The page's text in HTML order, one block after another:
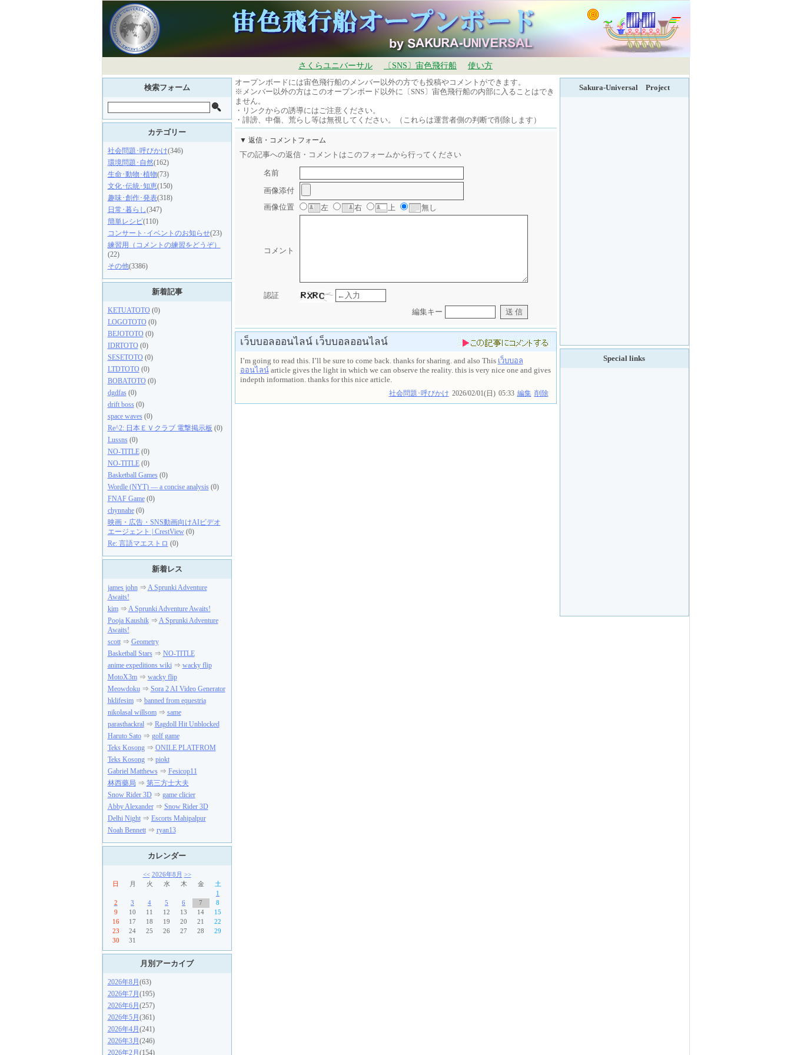
さくらユニバーサル 〔SNS〕宙色飛行船
使い方
オープンボードには宙色飛行船のメンバー以外の方でも投稿やコメントができます。
※メンバー以外の方はこのオープンボード以外に〔SNS〕宙色飛行船の内部に入ることはでき
ません。
・リンクからの誘導にはご注意ください。
・誹謗、中傷、荒らし等は無視してください。（これらは運営者側の判断で削除します）
▼ 返信・コメントフォーム
下の記事への返信・コメントはこのフォームから行ってください
名前
画像添付
画像位置
左 右 上 無し
コメント
認証
編集キー
เว็บบอลออนไลน์ เว็บบอลออนไลน์
I’m going to read this. I’ll be sure to come back. thanks for sharing. and also This เว็บบอล
ออนไลน์article gives the light in which we can observe the reality. this is very nice one and gives
indepth information. thanks for this nice article.
社会問題･呼びかけ 2026/02/01(日) 05:33 編集 削除
検索フォーム
カテゴリー
社会問題･呼びかけ(346)
環境問題･自然(162)
生命･動物･植物(73)
文化･伝統･知恵(150)
趣味･創作･発表(318)
日常･暮らし(347)
簡単レシピ(110)
コンサート･イベントのお知らせ(23)
練習用（コメントの練習をどうぞ）
(22)
その他(3386)
新着記事
KETUATOTO(0)
LOGOTOTO(0)
BEJOTOTO(0)
IDRTOTO(0)
SESETOTO(0)
LTDTOTO(0)
BOBATOTO(0)
dgdfas(0)
drift boss(0)
space waves(0)
Re^2: 日本ＥＶクラブ 電撃掲示板 (0)
Lussns(0)
NO-TITLE(0)
NO-TITLE(0)
Basketball Games(0)
Wordle (NYT) — a concise analysis(0)
FNAF Game(0)
chynnahe(0)
映画・広告・SNS動画向けAIビデオ
エージェント | CrestView(0)
Re: 言語マエストロ (0)
新着レス
james john⇒ A Sprunki Adventure
Awaits!
kim⇒ A Sprunki Adventure Awaits!
Pooja Kaushik⇒ A Sprunki Adventure
Awaits!
scott⇒ Geometry
Basketball Stars⇒ NO-TITLE
anime expeditions wiki⇒ wacky flip
MotoX3m⇒ wacky flip
Meowdoku⇒ Sora 2 AI Video Generator
hklifesim⇒ banned from equestria
nikolasal willsom⇒ same
parasthackral⇒ Ragdoll Hit Unblocked
Haruto Sato⇒ golf game
Teks Kosong⇒ ONILE PLATFROM
Teks Kosong⇒ piokt
Gabriel Matthews⇒ Fesicop11
林西藥局 ⇒ 第三方士大夫
Snow Rider 3D⇒ game clicier
Abby Alexander⇒ Snow Rider 3D
Delhi Night⇒ Escorts Mahipalpur
Noah Bennett⇒ ryan13
カレンダー
<< 2026年8月 >>
日
月 火 水 木 金
土
1
2
3 4 5 6 7
8
9
10 11 12 13 14
15
16
17 18 19 20 21
22
23
24 25 26 27 28
29
30
31
月別アーカイブ
2026年8月 (63)
2026年7月 (195)
2026年6月 (257)
2026年5月 (361)
2026年4月 (241)
2026年3月 (246)
2026年2月 (154)
Sakura-Universal Project
Special links